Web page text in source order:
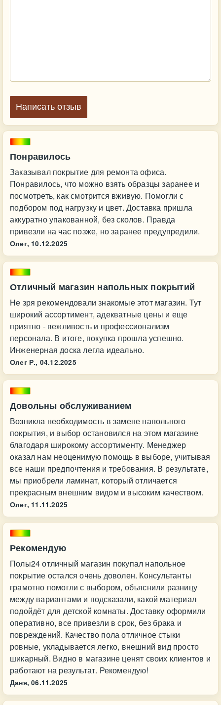
Понравилось
Заказывал покрытие для ремонта офиса.
Понравилось, что можно взять образцы заранее и
посмотреть, как смотрится вживую. Помогли с
подбором под нагрузку и цвет. Доставка пришла
аккуратно упакованной, без сколов. Правда
привезли на час позже, но заранее предупредили.
Олег, 10.12.2025
Отличный магазин напольных покрытий
Не зря рекомендовали знакомые этот магазин. Тут
широкий ассортимент, адекватные цены и еще
приятно - вежливость и профессионализм
персонала. В итоге, покупка прошла успешно.
Инженерная доска легла идеально.
Олег Р., 04.12.2025
Довольны обслуживанием
Возникла необходимость в замене напольного
покрытия, и выбор остановился на этом магазине
благодаря широкому ассортименту. Менеджер
оказал нам неоценимую помощь в выборе, учитывая
все наши предпочтения и требования. В результате,
мы приобрели ламинат, который отличается
прекрасным внешним видом и высоким качеством.
Олег, 11.11.2025
Рекомендую
Полы24 отличный магазин покупал напольное
покрытие остался очень доволен. Консультанты
грамотно помогли с выбором, объяснили разницу
между вариантами и подсказали, какой материал
подойдёт для детской комнаты. Доставку оформили
оперативно, все привезли в срок, без брака и
повреждений. Качество пола отличное стыки
ровные, укладывается легко, внешний вид просто
шикарный. Видно в магазине ценят своих клиентов и
работают на результат. Рекомендую!
Даня, 06.11.2025
Написать отзыв